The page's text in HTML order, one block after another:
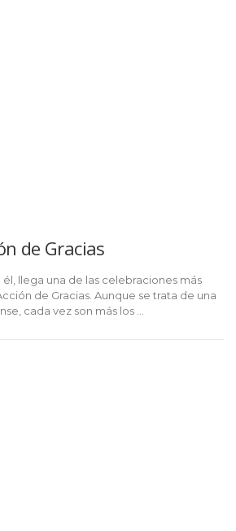
de Gracias
él, llega una de las celebraciones más
de Gracias. Aunque se trata de una
cada vez son más los …